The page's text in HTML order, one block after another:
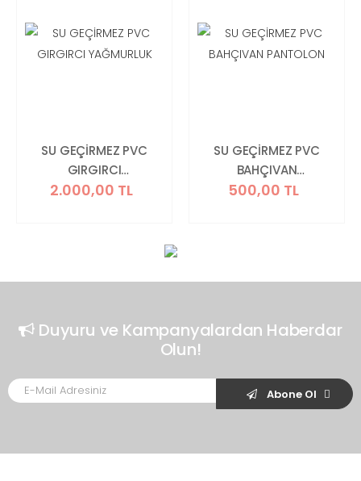
SU GEÇİRMEZ PVC
GIRGIRCI
YAĞMURLUK
2.000,00 TL
SU GEÇİRMEZ PVC
BAHÇIVAN
PANTOLON
500,00 TL
Duyuru ve Kampanyalardan Haberdar
Olun!
Abone Ol